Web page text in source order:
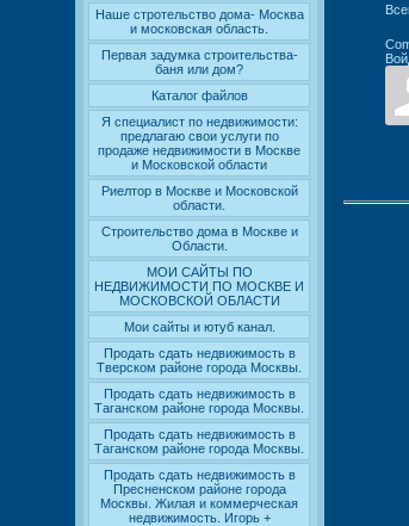
Наше стротельство дома- Москва
и московская область.
Первая задумка строительства-
баня или дом?
Каталог файлов
Я специалист по недвижимости:
предлагаю свои услуги по
продаже недвижимости в Москве
и Московской области
Риелтор в Москве и Московской
области.
Строительство дома в Москве и
Области.
МОИ САЙТЫ ПО
НЕДВИЖИМОСТИ ПО МОСКВЕ И
МОСКОВСКОЙ ОБЛАСТИ
Мои сайты и ютуб канал.
Продать сдать недвижимость в
Тверском районе города Москвы.
Продать сдать недвижимость в
Таганском районе города Москвы.
Продать сдать недвижимость в
Таганском районе города Москвы.
Продать сдать недвижимость в
Пресненском районе города
Москвы. Жилая и коммерческая
недвижимость. Игорь +